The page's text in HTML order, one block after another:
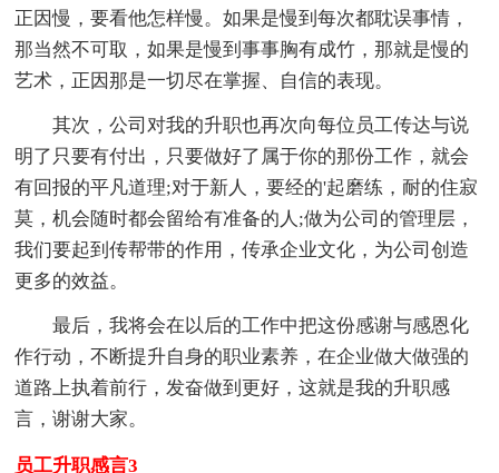
正因慢，要看他怎样慢。如果是慢到每次都耽误事情，
那当然不可取，如果是慢到事事胸有成竹，那就是慢的
艺术，正因那是一切尽在掌握、自信的表现。
其次，公司对我的升职也再次向每位员工传达与说
明了只要有付出，只要做好了属于你的那份工作，就会
有回报的平凡道理;对于新人，要经的'起磨练，耐的住寂
莫，机会随时都会留给有准备的人;做为公司的管理层，
我们要起到传帮带的作用，传承企业文化，为公司创造
更多的效益。
最后，我将会在以后的工作中把这份感谢与感恩化
作行动，不断提升自身的职业素养，在企业做大做强的
道路上执着前行，发奋做到更好，这就是我的升职感
言，谢谢大家。
员工升职感言3